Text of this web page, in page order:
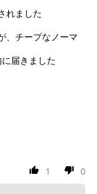
きます。
せて頂いてお
キャンセルさ
れました
、チープなノーマ
届きました
1 0